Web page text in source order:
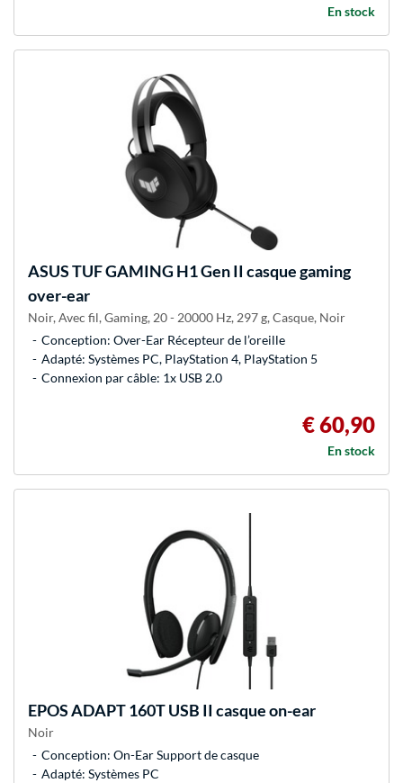
En stock
ASUSTUF GAMING H1 Gen II casque gaming
over-ear
Noir, Avec fil, Gaming, 20 - 20000 Hz, 297 g, Casque, Noir
Conception: Over-Ear Récepteur de l’oreille
Adapté: Systèmes PC, PlayStation 4, PlayStation 5
Connexion par câble: 1x USB 2.0
€ 60,90
En stock
EPOSADAPT 160T USB II casque on-ear
Noir
Conception: On-Ear Support de casque
Adapté: Systèmes PC